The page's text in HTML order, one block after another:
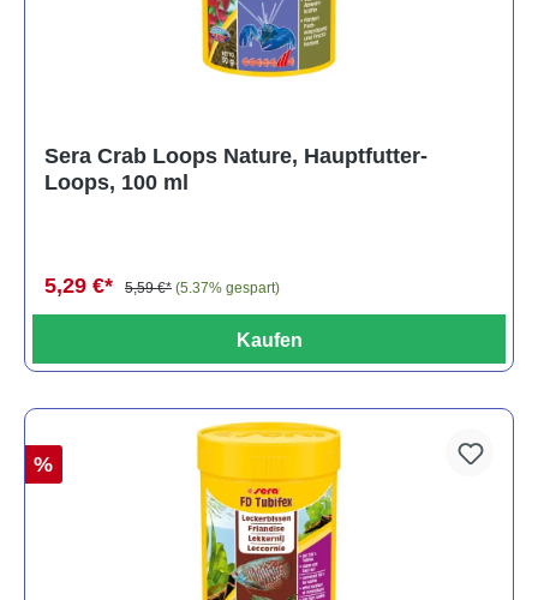
Sera Crab Loops Nature, Hauptfutter-
Loops, 100 ml
5,29 €* 5,59 €* (5.37% gespart)
Kaufen
%